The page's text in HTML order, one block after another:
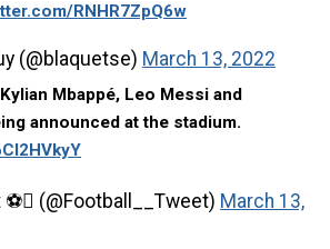
RNHR7ZpQ6w
(@blaquetse) March 13, 2022
Mbappé, Leo Messi and
announced at the stadium.
(@Football__Tweet) March 13,